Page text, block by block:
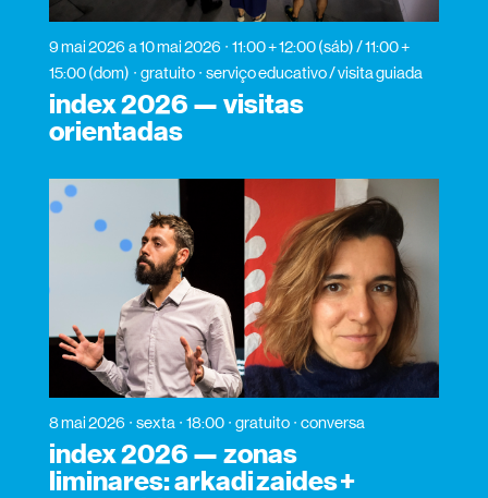
9 mai 2026 a 10 mai 2026
11:00 + 12:00 (sáb) / 11:00 +
15:00 (dom)
gratuito serviço educativo / visita guiada
index 2026 — visitas
orientadas
8 mai 2026 sexta 18:00 gratuito conversa
index 2026 — zonas
liminares: arkadi zaides +